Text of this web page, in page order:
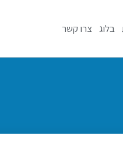
בלוג צרו קשר